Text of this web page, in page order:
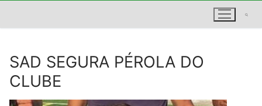
Pesquisar por:
SAD SEGURA PÉROLA DO
CLUBE